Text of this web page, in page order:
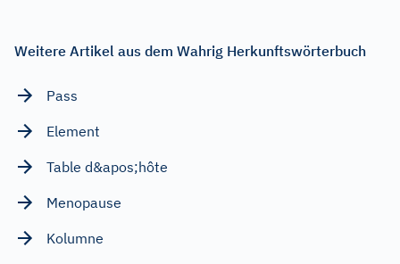
Weitere Artikel aus dem Wahrig Herkunftswörterbuch
Pass
Element
Table d&apos;hôte
Menopause
Kolumne